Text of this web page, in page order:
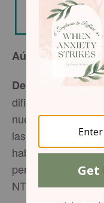
Aún torcida
De la Palabra de
dificultades que
nuestra vista en
las cosas que
habrán ido, pero
permanecerán
NTV)